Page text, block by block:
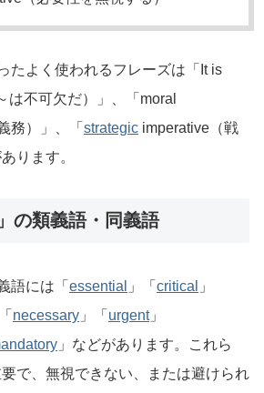
たよく使われるフレーズは「It is
不可欠だ）」、「moral
務）」、「 strategic imperative（戦
ります。
の類義語・同義語
語には「 essential 」「 critical
」
necessary 」「 urgent」
」などがあります。これら
で、無視できない、または避けられ